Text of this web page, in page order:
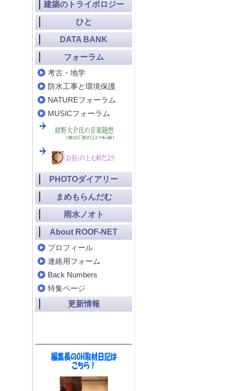
建築のトライボロジー
ひと
DATA BANK
フォーラム
考古・地学
防水工事と環境保護
NATUREフォーラム
MUSICフォーラム
PHOTOダイアリー
まめもらんだむ
雨水ノオト
About ROOF-NET
プロフィール
連絡用フォーム
Back Numbers
特集ページ
更新情報